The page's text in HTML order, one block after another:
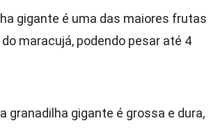
gigante é uma das maiores frutas
maracujá, podendo pesar até 4
granadilha gigante é grossa e dura,